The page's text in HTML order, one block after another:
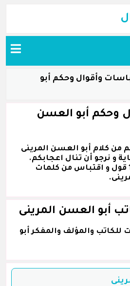
وأقوال وحكم أبو
وحكم أبو العسن
من كلام أبو العسن المرينى
و نرجو أن تنال اعجابكم.
تحتوي الصفحة على 1 قول و اقتباس من كلمات
أبو العسن المرينى
للكاتب والمؤلف والمفكر أبو